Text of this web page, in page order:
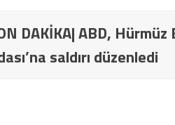
DAKİKA| ABD, Hürmüz
saldırı düzenledi